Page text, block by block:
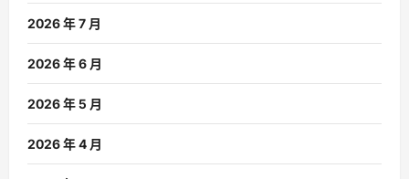
2026 年 7 月
2026 年 6 月
2026 年 5 月
2026 年 4 月